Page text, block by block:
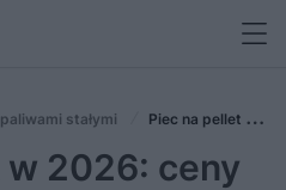
stałymi
Piec na pellet w
czy to się jeszcze opłaca
2026: ceny